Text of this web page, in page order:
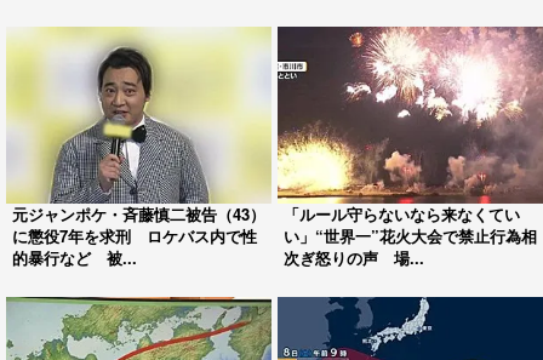
元ジャンポケ・斉藤慎二被告（43）
に懲役7年を求刑 ロケバス内で性
的暴行など 被...
「ルール守らないなら来なくてい
い」“世界一”花火大会で禁止行為相
次ぎ怒りの声 場...